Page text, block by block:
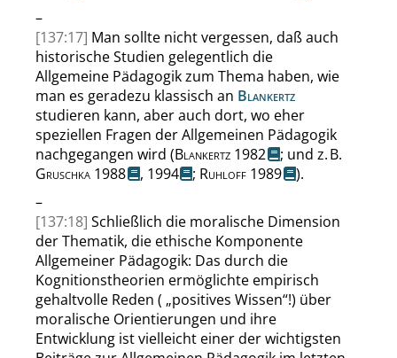
–
[137:17] Man sollte nicht vergessen, daß auch
historische Studien gelegentlich die
Allgemeine Pädagogik zum Thema haben, wie
man es geradezu klassisch an Blankertz
studieren kann, aber auch dort, wo eher
speziellen Fragen der Allgemeinen Pädagogik
nachgegangen wird (Blankertz 1982 ; und z. B.
Gruschka 1988 , 1994 ; Ruhloff 1989
).
–
[137:18] Schließlich die moralische Dimension
der Thematik, die ethische Komponente
Allgemeiner Pädagogik: Das durch die
Kognitionstheorien ermöglichte empirisch
gehaltvolle Reden ( „positives Wissen“!) über
moralische Orientierungen und ihre
Entwicklung ist vielleicht einer der wichtigsten